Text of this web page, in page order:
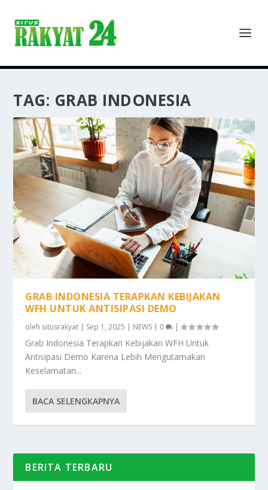
TAG: GRAB INDONESIA
GRAB INDONESIA TERAPKAN KEBIJAKAN
WFH UNTUK ANTISIPASI DEMO
oleh situsrakyat | Sep 1, 2025 | NEWS | 0 |
Grab Indonesia Terapkan Kebijakan WFH Untuk
Antisipasi Demo Karena Lebih Mengutamakan
Keselamatan...
BACA SELENGKAPNYA
BERITA TERBARU